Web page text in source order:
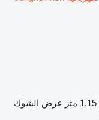
1,15 متر
عرض الشوك